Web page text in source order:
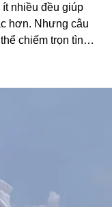
nhiều đều giúp
hơn. Nhưng câu
chiếm trọn tình